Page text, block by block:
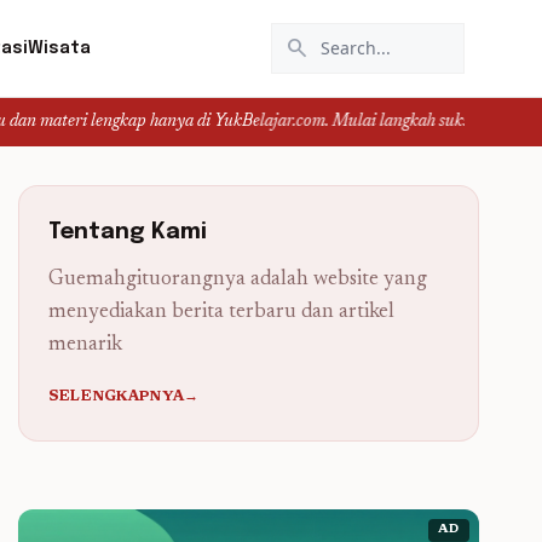
Wisata search
hanya di YukBelajar.com. Mulai langkah suksesmu hari ini! • Mau
Tentang Kami
Guemahgituorangnya adalah website yang
menyediakan berita terbaru dan artikel
menarik
SELENGKAPNYA→
AD